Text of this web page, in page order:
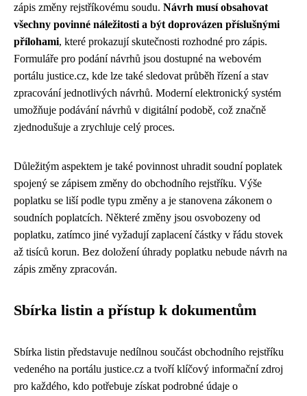
zápis změny rejstříkovému soudu. Návrh musí obsahovat
všechny povinné náležitosti a být doprovázen příslušnými
přílohami, které prokazují skutečnosti rozhodné pro zápis.
Formuláře pro podání návrhů jsou dostupné na webovém
portálu justice.cz, kde lze také sledovat průběh řízení a stav
zpracování jednotlivých návrhů. Moderní elektronický systém
umožňuje podávání návrhů v digitální podobě, což značně
zjednodušuje a zrychluje celý proces.
Důležitým aspektem je také povinnost uhradit soudní poplatek
spojený se zápisem změny do obchodního rejstříku. Výše
poplatku se liší podle typu změny a je stanovena zákonem o
soudních poplatcích. Některé změny jsou osvobozeny od
poplatku, zatímco jiné vyžadují zaplacení částky v řádu stovek
až tisíců korun. Bez doložení úhrady poplatku nebude návrh na
zápis změny zpracován.
Sbírka listin a přístup k dokumentům
Sbírka listin představuje nedílnou součást obchodního rejstříku
vedeného na portálu justice.cz a tvoří klíčový informační zdroj
pro každého, kdo potřebuje získat podrobné údaje o